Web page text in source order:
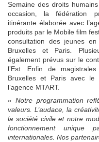
Semaine des droits
occasion, la fédération
itinérante élaborée avec
produits par le Mobile film
consultation des jeunes
Bruxelles et Paris.
également prévus sur le
l’Est. Enfin de
Bruxelles et Paris avec le
l’agence MTART.
« Notre programmation
valeurs. L’audace, la
la société civile et notre
fonctionnement unique
internationales. Nos